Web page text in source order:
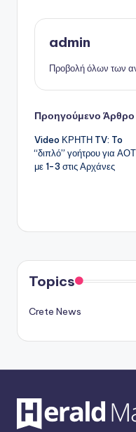
admin
Προβολή όλων των
Πλοήγηση
Προηγούμενο Άρθρο
Video ΚΡΗΤΗ TV: To
“διπλό” γοήτρου για ΑΟΤ
με 1-3 στις Αρχάνες
Topics
Crete News